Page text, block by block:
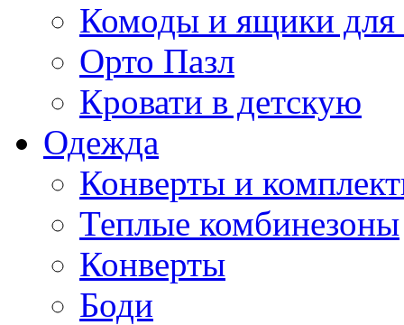
Комоды и ящики для
Орто Пазл
Кровати в детскую
Одежда
Конверты и
Теплые комбинезоны
Конверты
Боди